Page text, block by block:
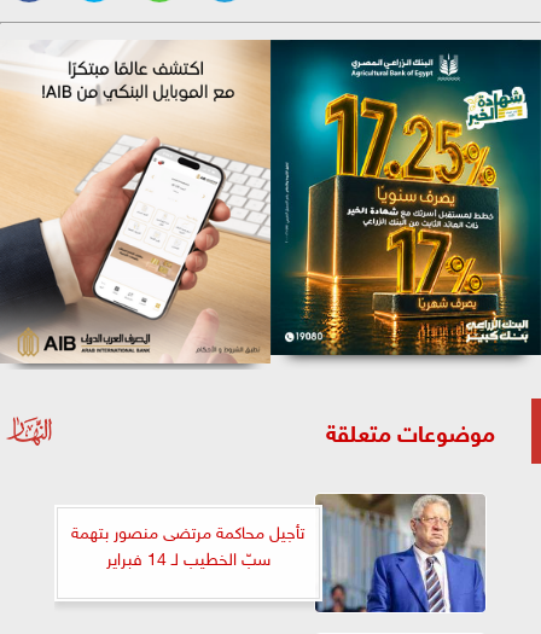
موضوعات متعلقة
تأجيل محاكمة مرتضى منصور بتهمة
سبّ الخطيب لـ 14 فبراير